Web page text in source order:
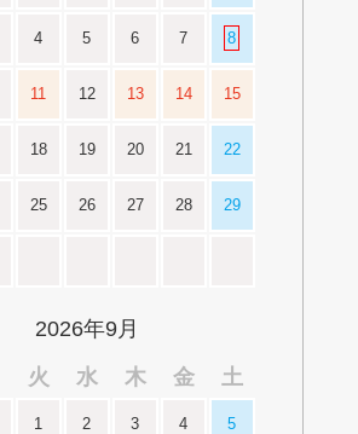
4 5 6 7 8
11 12 13 14 15
18 19 20 21 22
25 26 27 28 29
2026年9月
火 水 木 金 土
1 2 3 4 5